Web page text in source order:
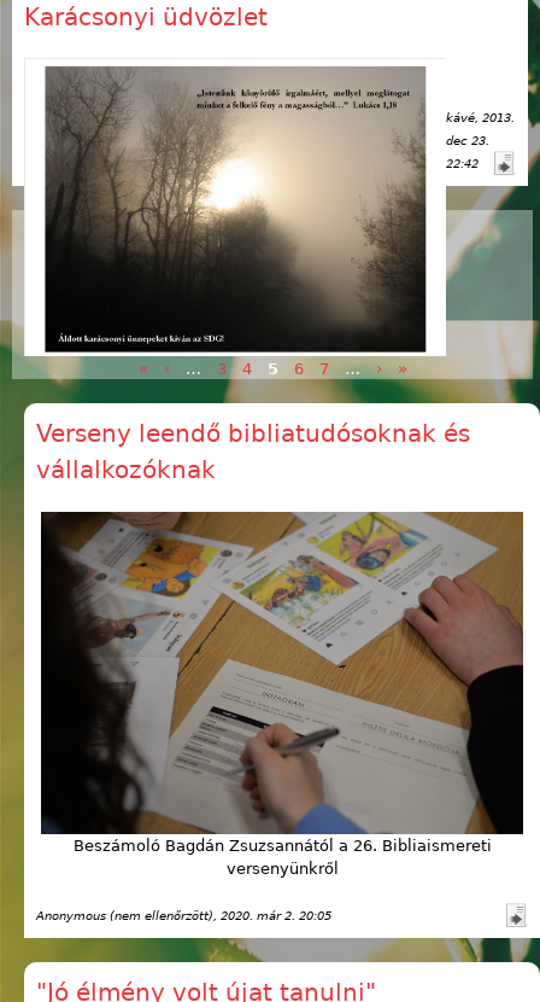
Karácsonyi üdvözlet
kávé , 2013.
dec 23.
22:42
Oldalak
« ‹ … 3 4 5 6 7 … › »
Verseny leendő bibliatudósoknak és
vállalkozóknak
Beszámoló Bagdán Zsuzsannától a 26. Bibliaismereti
versenyünkről
Anonymous (nem ellenőrzött), 2020. már 2. 20:05
"Jó élmény volt újat tanulni"